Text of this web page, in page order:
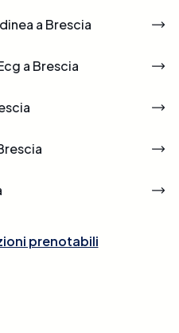
a Brescia
a Brescia
prenotabili